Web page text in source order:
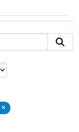
Eliminar